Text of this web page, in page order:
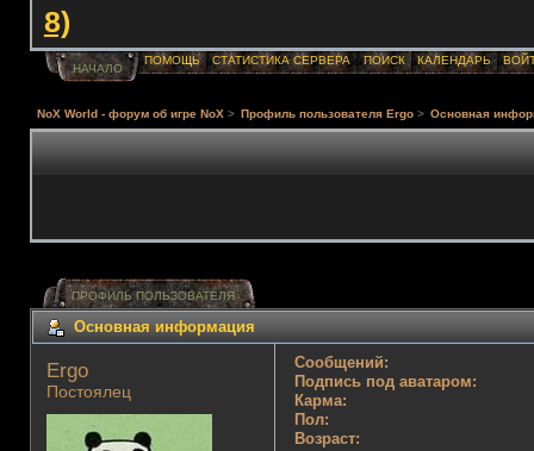
8)
НАЧАЛО
ПОМОЩЬ СТАТИСТИКА СЕРВЕРА ПОИСК КАЛЕНДАРЬ
NoX World - форум об игре NoX > Профиль пользователя Ergo > Основная
ПРОФИЛЬ ПОЛЬЗОВАТЕЛЯ
Основная информация
Ergo
Постоялец
Сообщений:
Подпись под аватаром:
Карма:
Пол:
Возраст: